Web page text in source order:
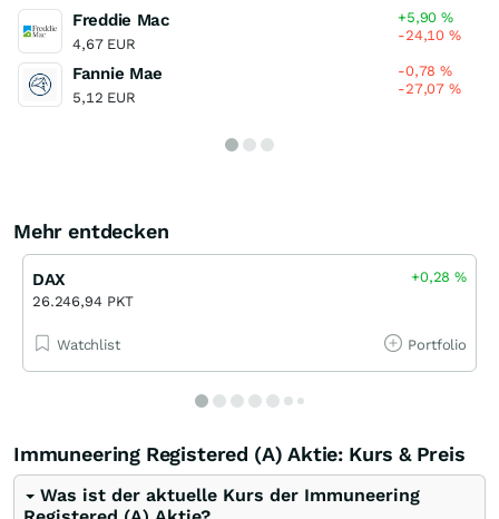
Freddie Mac
4,67 EUR
+5,90%
-24,10%
Fannie Mae
5,12 EUR
-0,78%
-27,07%
Mehr entdecken
DAX
26.246,94 PKT
+0,28%
Watchlist Portfolio
Immuneering Registered (A) Aktie: Kurs & Preis
Was ist der aktuelle Kurs der Immuneering